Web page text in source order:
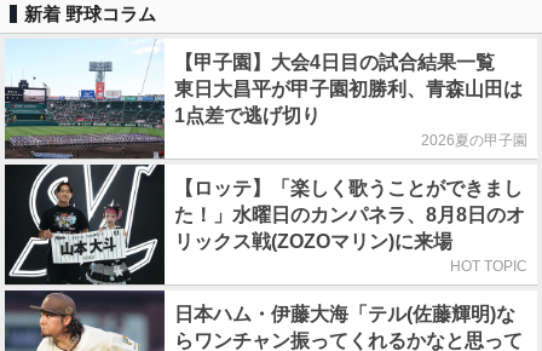
新着 野球コラム
【甲子園】大会4日目の試合結果一覧
東日大昌平が甲子園初勝利、青森山田は
1点差で逃げ切り
2026夏の甲子園
【ロッテ】「楽しく歌うことができまし
た！」水曜日のカンパネラ、8月8日のオ
リックス戦(ZOZOマリン)に来場
HOT TOPIC
日本ハム・伊藤大海「テル(佐藤輝明)な
らワンチャン振ってくれるかなと思って